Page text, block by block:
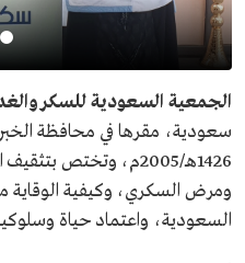
الجمعية السعودية للسكر
سعودية، مقرها في محافظة
1426هـ/2005م، وتختص
ومرض السكري، وكيفية الوقاية
السعودية، واعتماد حياة